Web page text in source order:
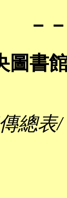
－
圖書
總表